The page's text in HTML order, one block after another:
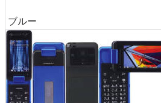
ブルー